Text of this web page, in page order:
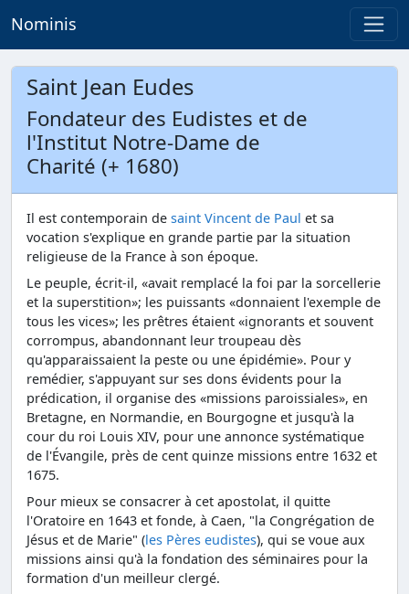
Nominis
Saint Jean Eudes
Fondateur des Eudistes et de
l'Institut Notre-Dame de
Charité (+ 1680)
Il est contemporain de saint Vincent de Paul et sa
vocation s'explique en grande partie par la situation
religieuse de la France à son époque.
Le peuple, écrit-il, «avait remplacé la foi par la sorcellerie
et la superstition»; les puissants «donnaient l'exemple de
tous les vices»; les prêtres étaient «ignorants et souvent
corrompus, abandonnant leur troupeau dès
qu'apparaissaient la peste ou une épidémie». Pour y
remédier, s'appuyant sur ses dons évidents pour la
prédication, il organise des «missions paroissiales», en
Bretagne, en Normandie, en Bourgogne et jusqu'à la
cour du roi Louis XIV, pour une annonce systématique
de l'Évangile, près de cent quinze missions entre 1632 et
1675.
Pour mieux se consacrer à cet apostolat, il quitte
l'Oratoire en 1643 et fonde, à Caen, "la Congrégation de
Jésus et de Marie" (les Pères eudistes), qui se voue aux
missions ainsi qu'à la fondation des séminaires pour la
formation d'un meilleur clergé.